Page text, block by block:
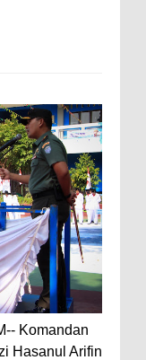
Komandan
Hasanul Arifin